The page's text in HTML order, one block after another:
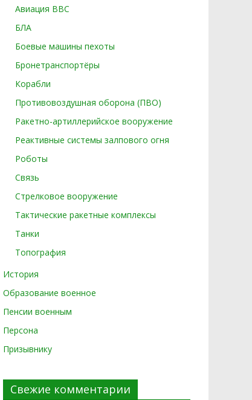
Авиация ВВС
БЛА
Боевые машины пехоты
Бронетранспортёры
Корабли
Противовоздушная оборона (ПВО)
Ракетно-артиллерийское вооружение
Реактивные системы залпового огня
Роботы
Связь
Стрелковое вооружение
Тактические ракетные комплексы
Танки
Топография
История
Образование военное
Пенсии военным
Персона
Призывнику
Свежие комментарии